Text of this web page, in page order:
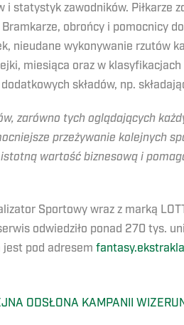
statystyk zawodników.
obrońcy i pomocnicy
nieudane wykonywanie rzutów
miesiąca oraz w
składów, np.
zarówno tych oglądających
przeżywanie kolejnych
wartość biznesową i
Sportowy wraz z marką
odwiedziło ponad 270 tys.
jest pod adresem
ODSŁONA KAMPANII